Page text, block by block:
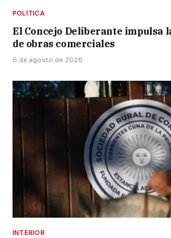
POLÍTICA
El Concejo Deliberante impulsa
de obras comerciales
6 de agosto de 2026
INTERIOR